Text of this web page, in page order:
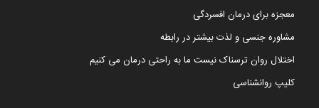
معجزه برای درمان افسردگی
مشاوره جنسی و لذت بیشتر در رابطه
اختلال روان ترسناک نیست ما به راحتی درمان می کنیم
کلیپ روانشناسی